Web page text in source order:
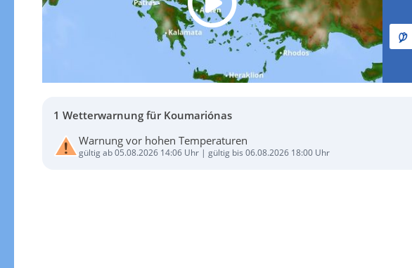
1 Wetterwarnung für Koumariónas
Warnung vor hohen Temperaturen
gültig ab 05.08.2026 14:06 Uhr | gültig bis 06.08.2026 18:00 Uhr